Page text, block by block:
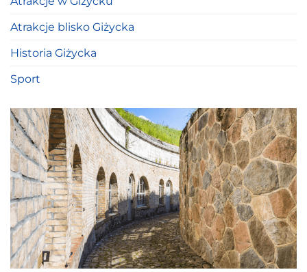
Atrakcje blisko Giżycka
Historia Giżycka
Sport